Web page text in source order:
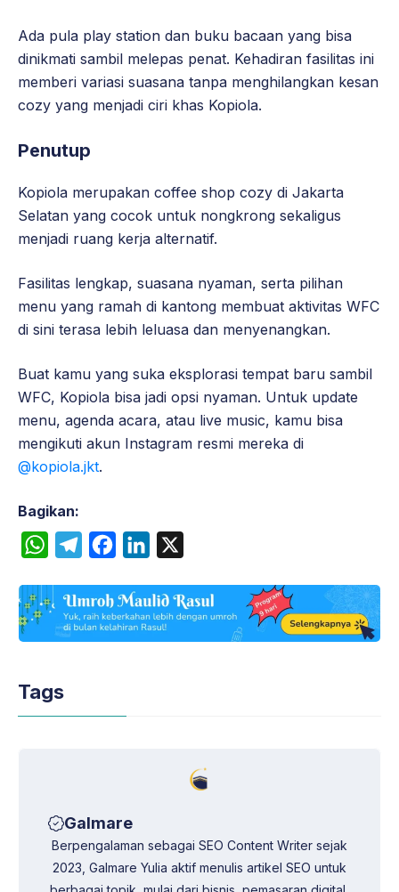
Ada pula play station dan buku bacaan yang bisa
dinikmati sambil melepas penat. Kehadiran fasilitas ini
memberi variasi suasana tanpa menghilangkan kesan
cozy yang menjadi ciri khas Kopiola.
Penutup
Kopiola merupakan coffee shop cozy di Jakarta
Selatan yang cocok untuk nongkrong sekaligus
menjadi ruang kerja alternatif.
Fasilitas lengkap, suasana nyaman, serta pilihan
menu yang ramah di kantong membuat aktivitas WFC
di sini terasa lebih leluasa dan menyenangkan.
Buat kamu yang suka eksplorasi tempat baru sambil
WFC, Kopiola bisa jadi opsi nyaman. Untuk update
menu, agenda acara, atau live music, kamu bisa
mengikuti akun Instagram resmi mereka di
@kopiola.jkt.
Bagikan:
W
a
p
l
e
c
e
n
k
Tags
Galmare
Berpengalaman sebagai SEO Content Writer sejak
2023, Galmare Yulia aktif menulis artikel SEO untuk